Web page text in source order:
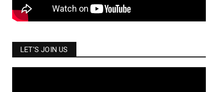
LET'S JOIN US